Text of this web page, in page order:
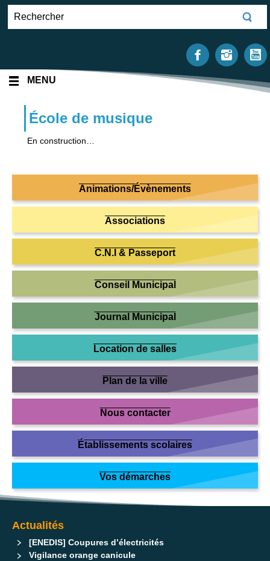
MENU
École de musique
En construction…
Animations/Évènements
Associations
C.N.I & Passeport
Conseil Municipal
Journal Municipal
Location de salles
Plan de la ville
Nous contacter
Établissements scolaires
Vos démarches
Actualités
[ENEDIS] Coupures d’électricités
Vigilance orange canicule